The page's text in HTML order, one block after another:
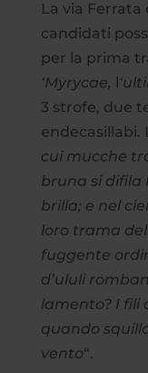
La via Ferrata
candidati
per la prima
‘Myrycae, l
3 strofe, due
endecasillabi.
cui mucche
bruna si difila
brilla; e nel
loro trama
fuggente
d’ululi
lamento? I fili
quando
vento“.